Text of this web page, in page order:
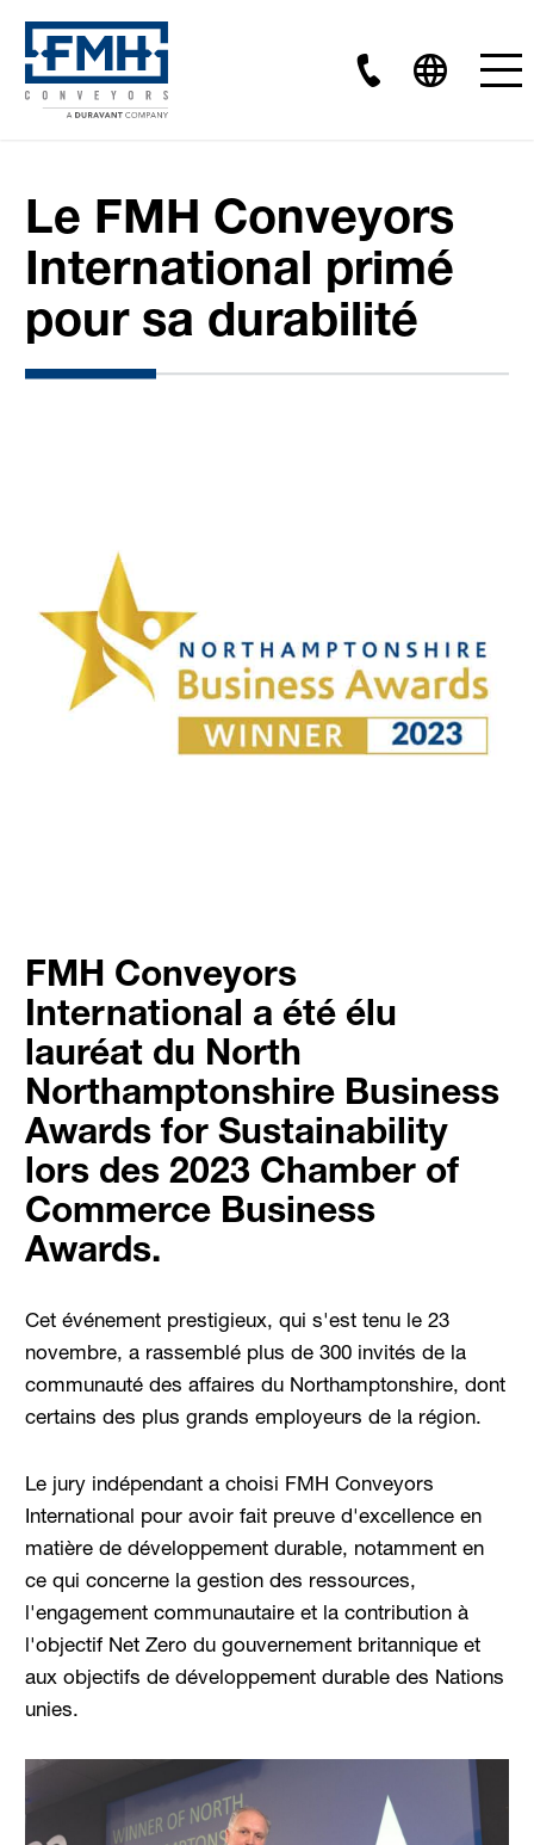
Le FMH Conveyors
International primé
pour sa durabilité
FMH Conveyors
International a été élu
lauréat du North
Northamptonshire Business
Awards for Sustainability
lors des 2023 Chamber of
Commerce Business
Awards.
Cet événement prestigieux, qui s'est tenu le 23
novembre, a rassemblé plus de 300 invités de la
communauté des affaires du Northamptonshire, dont
certains des plus grands employeurs de la région.
Le jury indépendant a choisi FMH Conveyors
International pour avoir fait preuve d'excellence en
matière de développement durable, notamment en
ce qui concerne la gestion des ressources,
l'engagement communautaire et la contribution à
l'objectif Net Zero du gouvernement britannique et
aux objectifs de développement durable des Nations
unies.